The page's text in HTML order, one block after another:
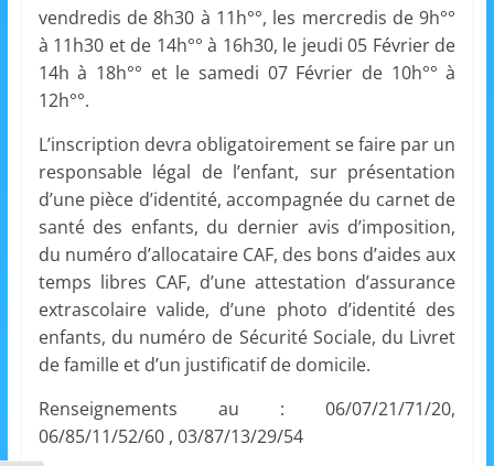
u
c
a
i
o
n
e
t
A
n
i
t
vendredis de 8h30 à 11h°°, les mercredis de 9h°°
à 11h30 et de 14h°° à 16h30, le jeudi 05 Février de
14h à 18h°° et le samedi 07 Février de 10h°° à
12h°°.
L’inscription devra obligatoirement se faire par un
responsable légal de l’enfant, sur présentation
d’une pièce d’identité, accompagnée du carnet de
santé des enfants, du dernier avis d’imposition,
du numéro d’allocataire CAF, des bons d’aides aux
temps libres CAF, d’une attestation d’assurance
extrascolaire valide, d’une photo d’identité des
enfants, du numéro de Sécurité Sociale, du Livret
de famille et d’un justificatif de domicile.
Renseignements au : 06/07/21/71/20,
06/85/11/52/60 , 03/87/13/29/54